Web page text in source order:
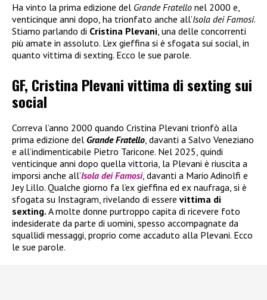
Ha vinto la prima edizione del Grande Fratello nel 2000 e,
venticinque anni dopo, ha trionfato anche all’Isola dei Famosi.
Stiamo parlando di Cristina Plevani , una delle concorrenti
più amate in assoluto. L’ex gieffina si è sfogata sui social, in
quanto vittima di sexting. Ecco le sue parole.
GF, Cristina Plevani vittima di sexting sui
social
Correva l’anno 2000 quando Cristina Plevani trionfò alla
prima edizione del Grande Fratello , davanti a Salvo Veneziano
e all’indimenticabile Pietro Taricone. Nel 2025, quindi
venticinque anni dopo quella vittoria, la Plevani è riuscita a
imporsi anche all’Isola dei Famosi, davanti a Mario Adinolfi e
Jey Lillo. Qualche giorno fa l’ex gieffina ed ex naufraga, si è
sfogata su Instagram, rivelando di essere vittima di
sexting. A molte donne purtroppo capita di ricevere foto
indesiderate da parte di uomini, spesso accompagnate da
squallidi messaggi, proprio come accaduto alla Plevani. Ecco
le sue parole.